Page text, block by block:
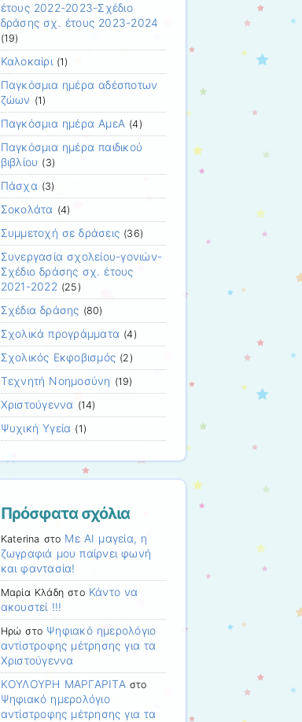
έτους 2022-2023-Σχέδιο
δράσης σχ. έτους 2023-2024
(19)
Καλοκαίρι (1)
Παγκόσμια ημέρα αδέσποτων
ζώων (1)
Παγκόσμια ημέρα ΑμεΑ (4)
Παγκόσμια ημέρα παιδικού
βιβλίου (3)
Πάσχα (3)
Σοκολάτα (4)
Συμμετοχή σε δράσεις (36)
Συνεργασία σχολείου-γονιών-
Σχέδιο δράσης σχ. έτους
2021-2022 (25)
Σχέδια δράσης (80)
Σχολικά προγράμματα (4)
Σχολικός Εκφοβισμός (2)
Τεχνητή Νοημοσύνη (19)
Χριστούγεννα (14)
Ψυχική Υγεία (1)
Πρόσφατα σχόλια
Katerina στο Με ΑΙ μαγεία, η
ζωγραφιά μου παίρνει φωνή
και φαντασία!
Μαρία Κλάδη στο Κάντο να
ακουστεί !!!
Ηρώ στο Ψηφιακό ημερολόγιο
αντίστροφης μέτρησης για τα
Χριστούγεννα
ΚΟΥΛΟΥΡΗ ΜΑΡΓΑΡΙΤΑστο
Ψηφιακό ημερολόγιο
αντίστροφης μέτρησης για τα